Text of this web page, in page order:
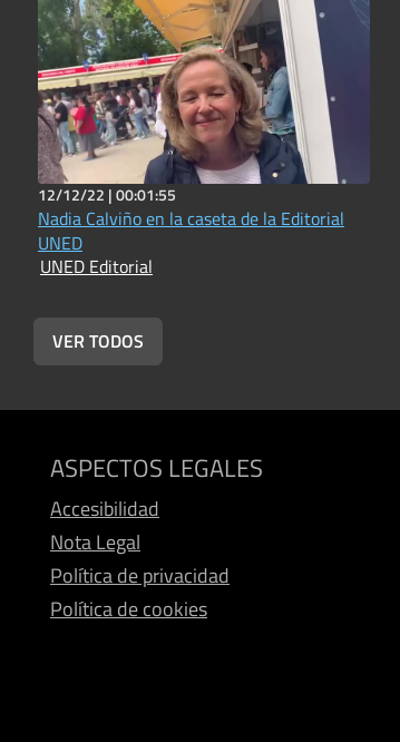
12/12/22 |00:01:55
Nadia Calviño en la caseta de la Editorial
UNED
UNED Editorial
VER TODOS
ASPECTOS LEGALES
Accesibilidad
Nota Legal
Política de privacidad
Política de cookies